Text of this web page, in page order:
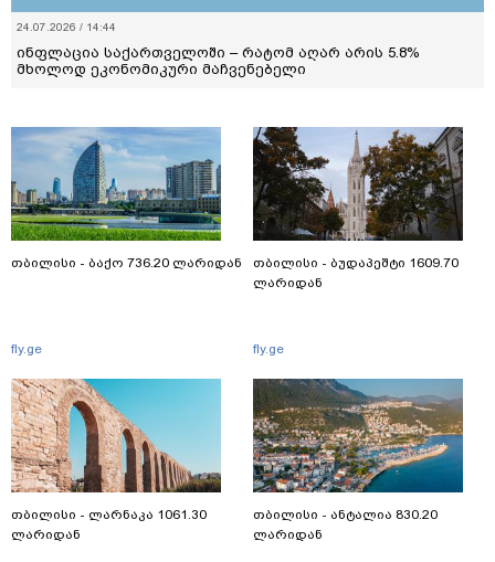
24.07.2026 / 14:44
ინფლაცია საქართველოში – რატომ აღარ არის 5.8%
მხოლოდ ეკონომიკური მაჩვენებელი
თბილისი - ბაქო 736.20 ლარიდან
fly.ge
თბილისი - ლარნაკა 1061.30
ლარიდან
თბილისი - ბუდაპეშტი 1609.70
ლარიდან
fly.ge
თბილისი - ანტალია 830.20
ლარიდან